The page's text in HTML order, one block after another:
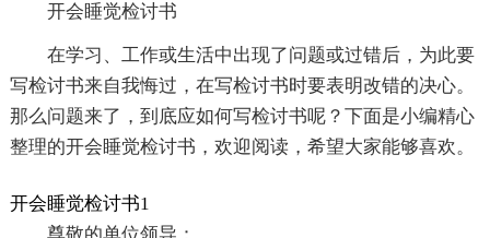
开会睡觉检讨书
在学习、工作或生活中出现了问题或过错后，为此要
写检讨书来自我悔过，在写检讨书时要表明改错的决心。
那么问题来了，到底应如何写检讨书呢？下面是小编精心
整理的开会睡觉检讨书，欢迎阅读，希望大家能够喜欢。
开会睡觉检讨书1